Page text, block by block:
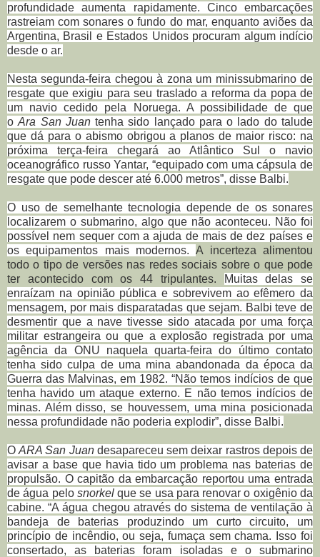
profundidade aumenta rapidamente. Cinco embarcações
rastreiam com sonares o fundo do mar, enquanto aviões da
Argentina, Brasil e Estados Unidos procuram algum indício
desde o ar.
Nesta segunda-feira chegou à zona um minissubmarino de
resgate que exigiu para seu traslado a reforma da popa de
um navio cedido pela Noruega. A possibilidade de que
oAra San Juantenha sido lançado para o lado do talude
que dá para o abismo obrigou a planos de maior risco: na
próxima terça-feira chegará ao Atlântico Sul o navio
oceanográfico russo Yantar, “equipado com uma cápsula de
resgate que pode descer até 6.000 metros”, disse Balbi.
O uso de semelhante tecnologia depende de os sonares
localizarem o submarino, algo que não aconteceu. Não foi
possível nem sequer com a ajuda de mais de dez países e
os equipamentos mais modernos.A incerteza alimentou
todo o tipo de versões nas redes sociais sobre o que pode
ter acontecido com os 44 tripulantes.
Muitas delas se
enraízam na opinião pública e sobrevivem ao efêmero da
mensagem, por mais disparatadas que sejam. Balbi teve de
desmentir que a nave tivesse sido atacada por uma força
militar estrangeira ou que a explosão registrada por uma
agência da ONU naquela quarta-feira do último contato
tenha sido culpa de uma mina abandonada da época da
Guerra das Malvinas, em 1982. “Não temos indícios de que
tenha havido um ataque externo. E não temos indícios de
minas. Além disso, se houvessem, uma mina posicionada
nessa profundidade não poderia explodir”, disse Balbi.
OARA San Juandesapareceu sem deixar rastros depois de
avisar a base que havia tido um problema nas baterias de
propulsão. O capitão da embarcação reportou uma entrada
de água pelo snorkelque se usa para renovar o oxigênio da
cabine. “A água chegou através do sistema de ventilação à
bandeja de baterias produzindo um curto circuito, um
princípio de incêndio, ou seja, fumaça sem chama. Isso foi
consertado, as baterias foram isoladas e o submarino